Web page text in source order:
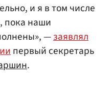
и я в том числе
пока наши
—заявлял
первый секретарь
.